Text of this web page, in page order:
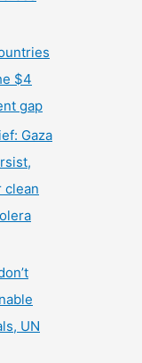
$4
gap
Gaza
clean
UN